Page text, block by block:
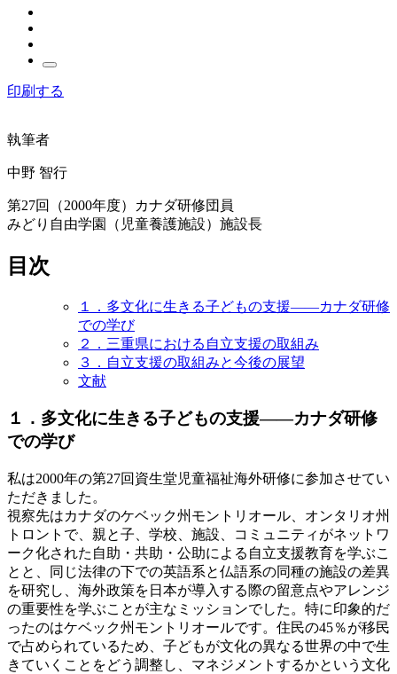
印刷する
執筆者
中野 智行
第27回（2000年度）カナダ研修団員
みどり自由学園（児童養護施設）施設長
目次
１．多文化に生きる子どもの支援――カナダ研修
での学び
２．三重県における自立支援の取組み
３．自立支援の取組みと今後の展望
文献
１．多文化に生きる子どもの支援――カナダ研修
での学び
私は2000年の第27回資生堂児童福祉海外研修に参加させてい
ただきました。
視察先はカナダのケベック州モントリオール、オンタリオ州
トロントで、親と子、学校、施設、コミュニティがネットワ
ーク化された自助・共助・公助による自立支援教育を学ぶこ
とと、同じ法律の下での英語系と仏語系の同種の施設の差異
を研究し、海外政策を日本が導入する際の留意点やアレンジ
の重要性を学ぶことが主なミッションでした。特に印象的だ
ったのはケベック州モントリオールです。住民の45％が移民
で占められているため、子どもが文化の異なる世界の中で生
きていくことをどう調整し、マネジメントするかという文化